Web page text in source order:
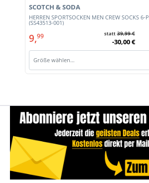
HERREN SPORTSOCKEN MEN CREW SOCKS 6-
(SS43513-001)
SCOTCH & SODA
9,99 statt39,99 €
-30,00 €
Größe wählen…